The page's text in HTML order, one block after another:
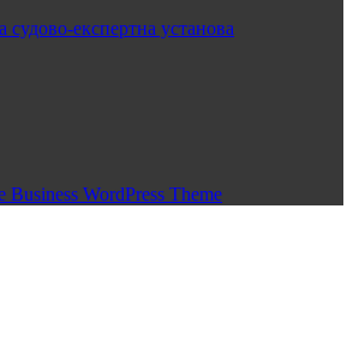
експертна установа
Business WordPress Theme